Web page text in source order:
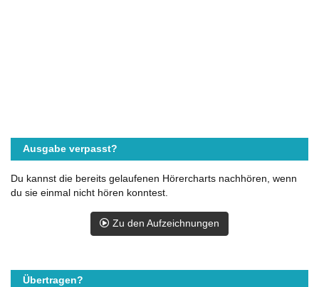
Ausgabe verpasst?
Du kannst die bereits gelaufenen Hörercharts nachhören, wenn
du sie einmal nicht hören konntest.
Zu den Aufzeichnungen
Übertragen?